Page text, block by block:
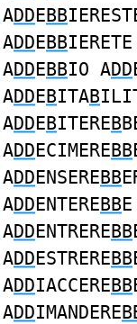
ADDEBB
ADDEBB
ADDEBBIO ADD
ADDEBITAB
ADDEBITEREB
ADDECIMEREBB
ADDENSEREBB
ADDENTEREBB
ADDENTREREBB
ADDESTREREBB
ADDIACCEREBB
ADDIMANDERE